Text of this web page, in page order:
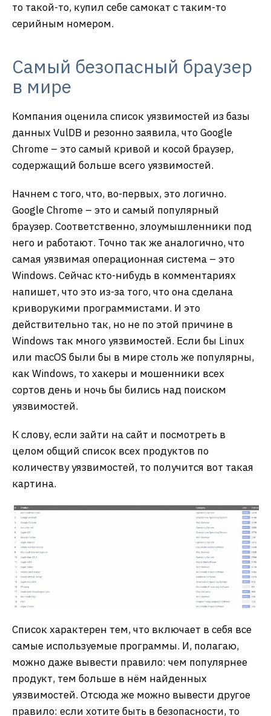
то такой-то, купил себе самокат с таким-то
серийным номером.
Самый безопасный браузер
в мире
Компания оценила список уязвимостей из базы
данных VulDB и резонно заявила, что Google
Chrome – это самый кривой и косой браузер,
содержащий больше всего уязвимостей.
Начнем с того, что, во-первых, это логично.
Google Chrome – это и самый популярный
браузер. Соответственно, злоумышленники под
него и работают. Точно так же аналогично, что
самая уязвимая операционная система – это
Windows. Сейчас кто-нибудь в комментариях
напишет, что это из-за того, что она сделана
криворукими программистами. И это
действительно так, но не по этой причине в
Windows так много уязвимостей. Если бы Linux
или macOS были бы в мире столь же популярны,
как Windows, то хакеры и мошенники всех
сортов день и ночь бы бились над поиском
уязвимостей.
К слову, если зайти на сайт и посмотреть в
целом общий список всех продуктов по
количеству уязвимостей, то получится вот такая
картина.
Список характерен тем, что включает в себя все
самые используемые программы. И, полагаю,
можно даже вывести правило: чем популярнее
продукт, тем больше в нём найденных
уязвимостей. Отсюда же можно вывести другое
правило: если хотите быть в безопасности, то